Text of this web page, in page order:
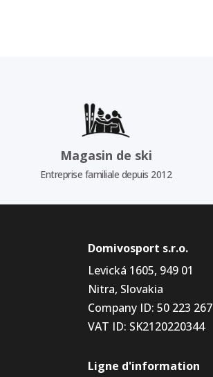
Magasin de ski
Entreprise familiale depuis 2012
Domivosport s.r.o.
Levická 1605, 949 01
Nitra, Slovakia
Company ID: 50 223 267
VAT ID: SK2120220344
Ligne d'information